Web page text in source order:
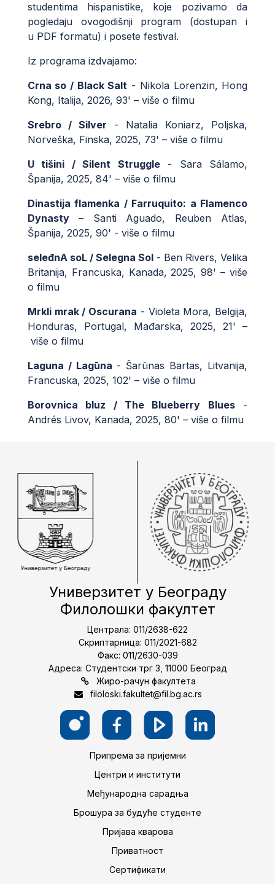
studentima hispanistike, koje pozivamo da
pogledaju ovogodišnji program (dostupan i
uPDF formatu) i posete festival.
Iz programa izdvajamo:
Crna so / Black Salt - Nikola Lorenzin, Hong
Kong, Italija, 2026, 93' – više o filmu
Srebro / Silver - Natalia Koniarz, Poljska,
Norveška, Finska, 2025, 73' – više o filmu
U tišini / Silent Struggle- Sara Sálamo,
Španija, 2025, 84' – više o filmu
Dinastija flamenka / Farruquito: a Flamenco
Dynasty – Santi Aguado, Reuben Atlas,
Španija, 2025, 90' - više o filmu
seleđnA soL / Selegna Sol - Ben Rivers, Velika
Britanija, Francuska, Kanada, 2025, 98' –više
o filmu
Mrkli mrak / Oscurana - Violeta Mora, Belgija,
Honduras, Portugal, Mađarska, 2025, 21' –
više o filmu
Laguna / Lagūna - Šarūnas Bartas, Litvanija,
Francuska, 2025, 102' – više o filmu
Borovnica bluz / The Blueberry Blues-
Andrés Livov, Kanada, 2025, 80' – više o filmu
Универзитет у Београду
Филолошки факултет
Централа: 011/2638-622
Скриптарница: 011/2021-682
Факс: 011/2630-039
Адреса: Студентски трг 3, 11000 Београд
Жиро-рачун факултета
filoloski.fakultet@fil.bg.ac.rs
Припрема за пријемни
Центри и институти
Међународна сарадња
Брошура за будуће студенте
Пријава кварова
Приватност
Сертификати